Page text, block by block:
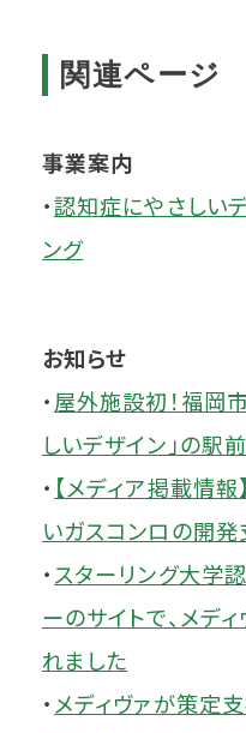
関連ページ
事業案内
・認知症にやさしい
ング
お知らせ
・屋外施設初！福岡
しいデザイン」の駅
・ 【メディア掲載情
いガスコンロの開発
・ スターリング大学
ーのサイトで、メデ
れました
・ メディヴァが策定